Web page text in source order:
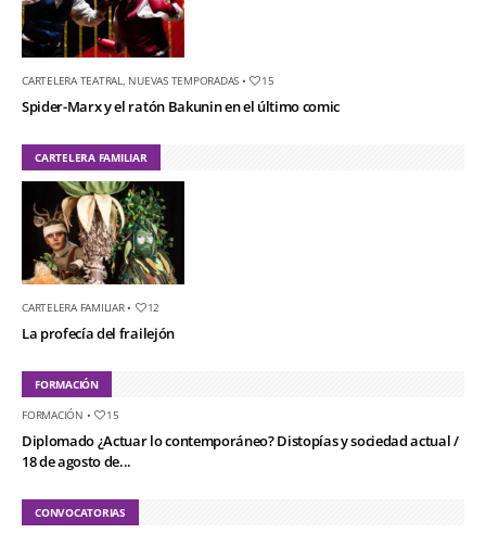
CARTELERA TEATRAL NUEVAS TEMPORADAS • 15
Spider-Marx y el ratón Bakunin en el último comic
CARTELERA FAMILIAR
CARTELERA FAMILIAR• 12
La profecía del frailejón
FORMACIÓN
FORMACIÓN • 15
Diplomado ¿Actuar lo contemporáneo? Distopías y sociedad actual /
18 de agosto de...
CONVOCATORIAS